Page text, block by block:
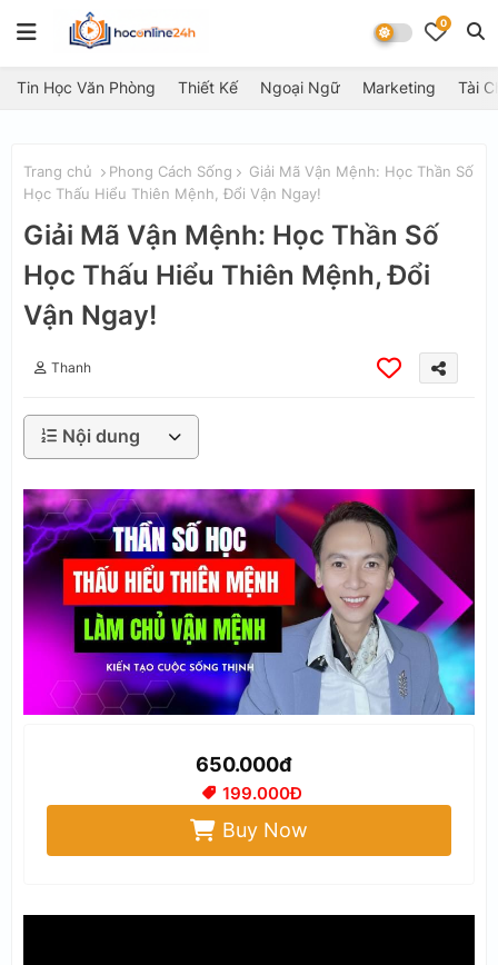
0
Tin Học Văn Phòng Thiết Kế Ngoại Ngữ Marketing Tài
Trang chủ Phong Cách Sống
Giải Mã Vận Mệnh: Học Thần Số
Học Thấu Hiểu Thiên Mệnh, Đổi Vận Ngay!
Giải Mã Vận Mệnh: Học Thần Số
Học Thấu Hiểu Thiên Mệnh, Đổi
Vận Ngay!
Thanh
Nội dung
650.000đ
199.000Đ
Buy Now